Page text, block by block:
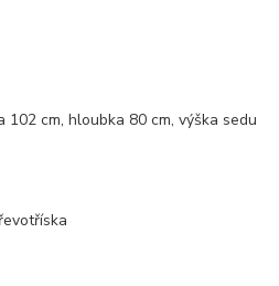
102 cm, hloubka 80 cm, výška sedu